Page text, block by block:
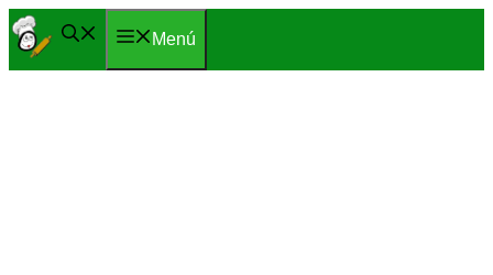
Saltar
al
Menú